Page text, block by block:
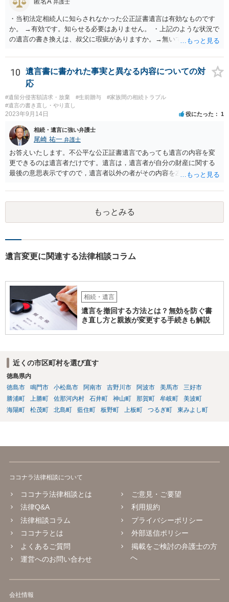
弁護士
・当初法定相続人に知らされなかった公正証書遺言は有効なものです
か。 →有効です。知らせる必要はありません。 ・上記のような状況で
の遺言の書き換えは、叔父に瑕疵がありますか。→無いです。 ・分割
ますか。 →本人が自由に決められますので、どこが妥当とは言えない
です。客観的な基準もありません。 ・できれば穏やかに、分割を拒否
することはできますか。 →分割を拒否するということは、遺産はいら
ないということでしょうか。遺言で、受取を指定されててもいらない
と拒否することはできます。理由を説明する必要はありません。
10
遺言書に書かれた事実と異なる内容についての対
応
#遺留分侵害額請求・放棄 #生前贈与
#家族間の相続トラブル
#遺言の書き直し・やり直し
2023年9月14日 役にたった 1
相続・遺言に強い弁護士
尾崎 祐一 弁護士
お答えいたします。不公平な公正証書遺言であっても遺言の内容を変
更できるのは遺言者だけです。遺言は，遺言者が自分の財産に関する
最後の意思表示ですので，遺言者以外の者がその内容を左右させるこ
とはできないのです。
もっとみる
遺言変更に関連する法律相談コラム
相続・遺言
遺言を撤回する方法とは？無効を防ぐ書
き直し方と親族が変更する手続きも解説
近くの市区町村を選び直す
徳島県内
徳島市
鳴門市 小松島市 阿南市 吉野川市 阿波市 美馬市
三好市
勝浦町
上勝町 佐那河内村 石井町 神山町 那賀町 牟岐町
美波町
海陽町
松茂町 北島町 藍住町 板野町 上板町 つるぎ町 東みよし町
ココナラ法律相談について
ココナラ法律相談とは
法律Q&A
法律相談コラム
ココナラとは
よくあるご質問
運営へのお問い合わせ
ご意見・ご要望
利用規約
プライバシーポリシー
外部送信ポリシー
掲載をご検討の弁護士の方
へ
会社情報